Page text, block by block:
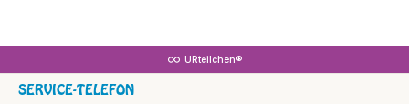
URteilchen®
SERVICE-TELEFON